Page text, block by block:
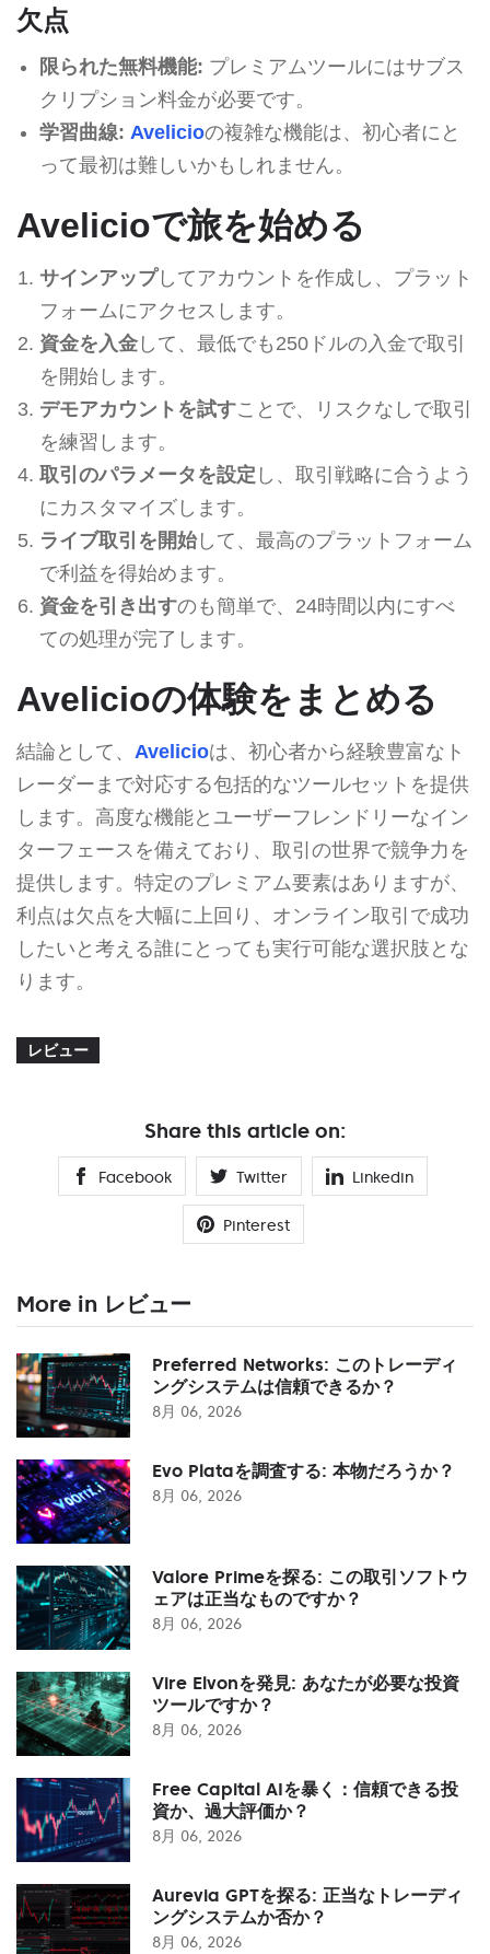
欠点
限られた無料機能: プレミアムツールにはサブス
クリプション料金が必要です。
学習曲線: Avelicioの複雑な機能は、初心者にと
って最初は難しいかもしれません。
Avelicioで旅を始める
サインアップしてアカウントを作成し、プラット
フォームにアクセスします。
資金を入金して、最低でも250ドルの入金で取引
を開始します。
デモアカウントを試すことで、リスクなしで取引
を練習します。
取引のパラメータを設定 し、取引戦略に合うよう
にカスタマイズします。
ライブ取引を開始して、最高のプラットフォーム
で利益を得始めます。
資金を引き出すのも簡単で、24時間以内にすべ
ての処理が完了します。
Avelicioの体験をまとめる
結論として、 Avelicioは、初心者から経験豊富なト
レーダーまで対応する包括的なツールセットを提供
します。高度な機能とユーザーフレンドリーなイン
ターフェースを備えており、取引の世界で競争力を
提供します。特定のプレミアム要素はありますが、
利点は欠点を大幅に上回り、オンライン取引で成功
したいと考える誰にとっても実行可能な選択肢とな
ります。
レビュー
Share this article on:
Facebook Twitter Linkedin
Pinterest
More in レビュー
Preferred Networks: このトレーディ
ングシステムは信頼できるか？
8月 06, 2026
Evo Plataを調査する: 本物だろうか？
8月 06, 2026
Valore Primeを探る: この取引ソフトウ
ェアは正当なものですか？
8月 06, 2026
Vire Elvonを発見: あなたが必要な投資
ツールですか？
8月 06, 2026
Free Capital AIを暴く：信頼できる投
資か、過大評価か？
8月 06, 2026
Aurevia GPTを探る: 正当なトレーディ
ングシステムか否か？
8月 06, 2026